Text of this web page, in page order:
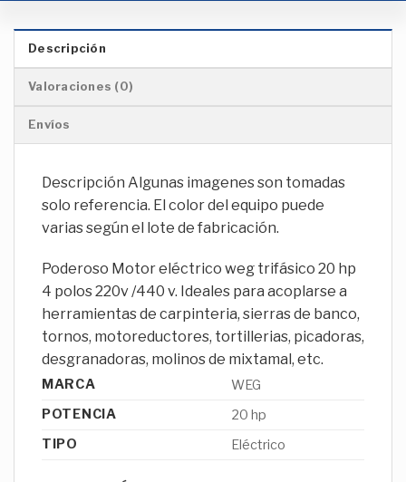
Descripción
Valoraciones (0)
Envíos
Descripción Algunas imagenes son tomadas
solo referencia. El color del equipo puede
varias según el lote de fabricación.
Poderoso Motor eléctrico weg trifásico 20 hp
4 polos 220v /440 v. Ideales para acoplarse a
herramientas de carpinteria, sierras de banco,
tornos, motoreductores, tortillerias, picadoras,
desgranadoras, molinos de mixtamal, etc.
MARCA
WEG
POTENCIA
20 hp
TIPO
Eléctrico